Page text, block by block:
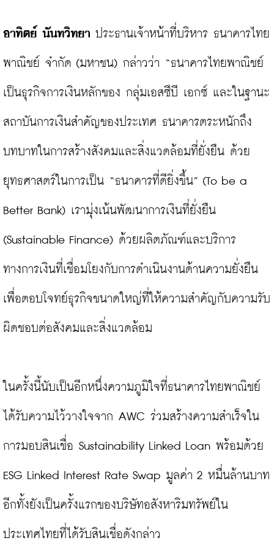
อาทิตย์ นันทวิทยา ประธานเจ้าหน้าที่บริหาร ธนาคารไทย
พาณิชย์ จำกัด (มหาชน) กล่าวว่า “ธนาคารไทยพาณิชย์
เป็นธุรกิจการเงินหลักของ กลุ่มเอสซีบี เอกซ์ และในฐานะ
สถาบันการเงินสำคัญของประเทศ ธนาคารตระหนักถึง
บทบาทในการสร้างสังคมและสิ่งแวดล้อมที่ยั่งยืน ด้วย
ยุทธศาสตร์ในการเป็น “ธนาคารที่ดียิ่งขึ้น” (To be a
Better Bank) เรามุ่งเน้นพัฒนาการเงินที่ยั่งยืน
(Sustainable Finance) ด้วยผลิตภัณฑ์และบริการ
ทางการเงินที่เชื่อมโยงกับการดำเนินงานด้านความยั่งยืน
เพื่อตอบโจทย์ธุรกิจขนาดใหญ่ที่ให้ความสำคัญกับความรับ
ผิดชอบต่อสังคมและสิ่งแวดล้อม
ในครั้งนี้นับเป็นอีกหนึ่งความภูมิใจที่ธนาคารไทยพาณิชย์
ได้รับความไว้วางใจจาก AWC ร่วมสร้างความสำเร็จใน
การมอบสินเชื่อ Sustainability Linked Loan พร้อมด้วย
ESG Linked Interest Rate Swap มูลค่า 2 หมื่นล้านบาท
อีกทั้งยังเป็นครั้งแรกของบริษัทอสังหาริมทรัพย์ใน
ประเทศไทยที่ได้รับสินเชื่อดังกล่าว